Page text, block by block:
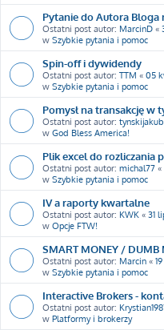
Pytanie do Autora Bloga
Ostatni post autor: MarcinD «
w Szybkie pytania i pomoc
Spin-off i dywidendy
Ostatni post autor: TTM « 05
w Szybkie pytania i pomoc
Pomysł na transakcję w
Ostatni post autor: tynskijakub
w God Bless America!
Plik excel do rozliczania
Ostatni post autor: michal77 «
w Szybkie pytania i pomoc
IV a raporty kwartalne
Ostatni post autor: KWK « 31
w Opcje FTW!
SMART MONEY / DUMB
Ostatni post autor: Marcin «
w Szybkie pytania i pomoc
Interactive Brokers -
Ostatni post autor:
w Platformy i brokerzy